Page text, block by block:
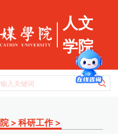
人文
学院
> 科研工作 >